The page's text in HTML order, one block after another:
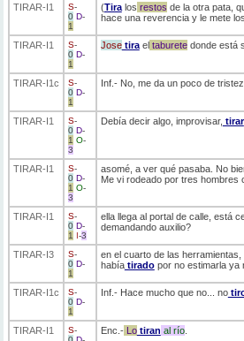
TIRAR-I1 S-
0 D-
1
(Tiralos restos de la otra pata,
hace una reverencia y le mete
TIRAR-I1 S-
0 D-
1
Josetiraeltaburetedonde está
TIRAR-I1c S-
0 D-
1
Inf.- No, me da un poco de
TIRAR-I1 S-
0 D-
1 O-
3
Debía decir algo, improvisar, tirar
TIRAR-I1 S-
0 D-
1 O-
3
asomé, a ver qué pasaba. No
Me vi rodeado por tres hombres
TIRAR-I1 S-
0 D-
1 I-3
ella llega al portal de calle, está
demandando auxilio?
TIRAR-I3 S-
0 D-
1
en el cuarto de las
habíatiradopor no estimarla ya
TIRAR-I1c S-
0 D-
1
Inf.- Hace mucho que no... no
TIRAR-I1 S-
Enc.-Lotiran alrío.